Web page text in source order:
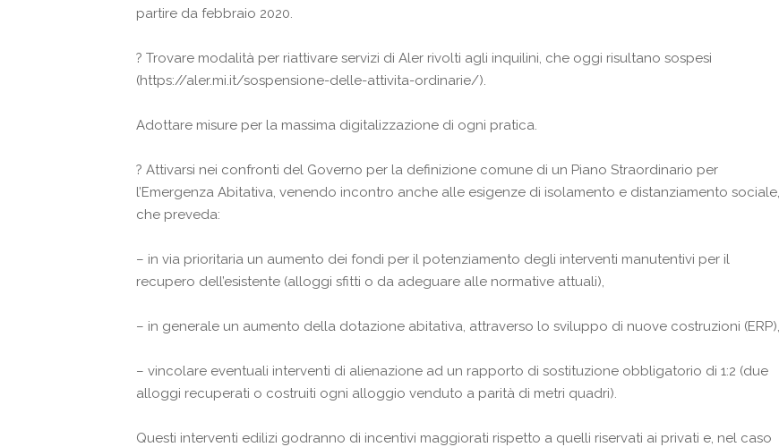
partire da febbraio 2020.
? Trovare modalità per riattivare servizi di Aler rivolti agli inquilini, che oggi risultano sospesi
(https://aler.mi.it/sospensione-delle-attivita-ordinarie/).
Adottare misure per la massima digitalizzazione di ogni pratica.
? Attivarsi nei confronti del Governo per la definizione comune di un Piano Straordinario per
l’Emergenza Abitativa, venendo incontro anche alle esigenze di isolamento e distanziamento sociale,
che preveda:
– in via prioritaria un aumento dei fondi per il potenziamento degli interventi manutentivi per il
recupero dell’esistente (alloggi sfitti o da adeguare alle normative attuali),
– in generale un aumento della dotazione abitativa, attraverso lo sviluppo di nuove costruzioni (ERP),
– vincolare eventuali interventi di alienazione ad un rapporto di sostituzione obbligatorio di 1:2 (due
alloggi recuperati o costruiti ogni alloggio venduto a parità di metri quadri).
Questi interventi edilizi godranno di incentivi maggiorati rispetto a quelli riservati ai privati e, nel caso